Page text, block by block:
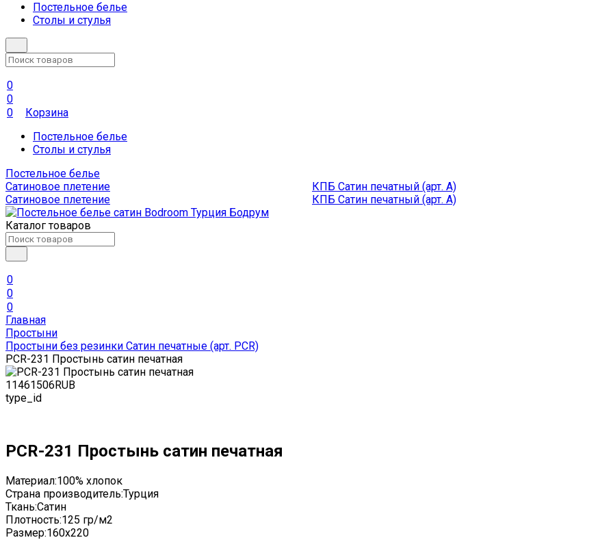
Постельное белье
Столы и стулья
0
0
0
Корзина
Постельное белье
Столы и стулья
Постельное белье
Сатиновое плетение
КПБ Сатин печатный (арт. A)
Сатиновое плетение
КПБ Сатин печатный (арт. A)
Каталог товаров
0
0
0
Главная
Простыни
Простыни без резинки Сатин печатные (арт. PCR)
PCR-231 Простынь сатин печатная
11461506RUB
type_id
PCR-231 Простынь сатин печатная
Материал:100% хлопок
Страна производитель:Турция
Ткань:Сатин
Плотность:125 гр/м2
Размер:160x220